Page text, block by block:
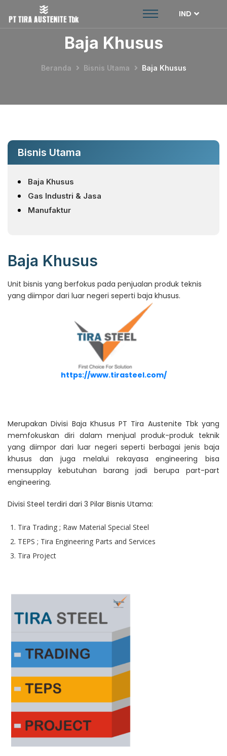
IND
Baja Khusus
Beranda Bisnis Utama Baja Khusus
Bisnis Utama
Baja Khusus
Gas Industri & Jasa
Manufaktur
Baja Khusus
Unit bisnis yang berfokus pada penjualan produk teknis
yang diimpor dari luar negeri seperti baja khusus.
https://www.tirasteel.com/
Merupakan Divisi Baja Khusus PT Tira Austenite Tbk yang
memfokuskan diri dalam menjual produk-produk teknik
yang diimpor dari luar negeri seperti berbagai jenis baja
khusus dan juga melalui rekayasa engineering bisa
mensupplay kebutuhan barang jadi berupa part-part
engineering.
Divisi Steel terdiri dari 3 Pilar Bisnis Utama:
Tira Trading ; Raw Material Special Steel
TEPS ; Tira Engineering Parts and Services
Tira Project